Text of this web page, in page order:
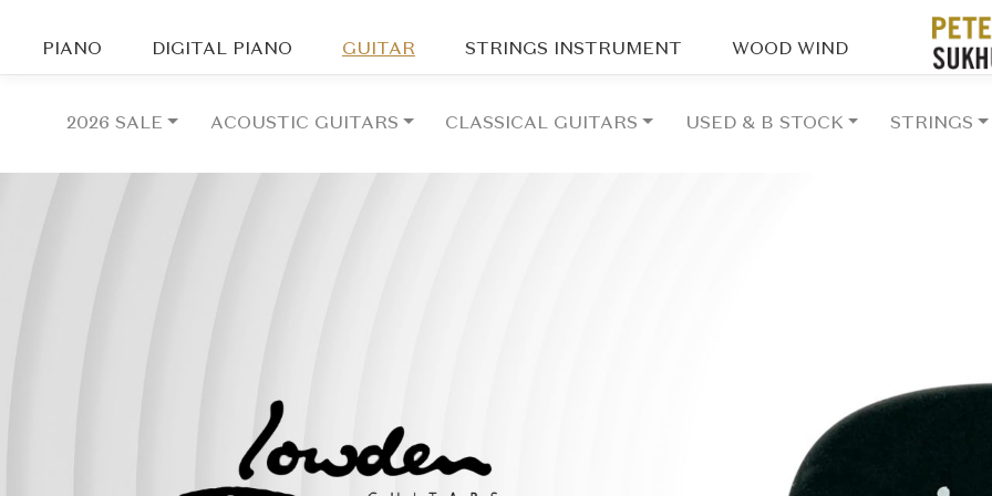
PIANO DIGITAL PIANO GUITAR STRINGS INSTRUMENT WOOD WIND
2026 SALE ACOUSTIC GUITARS CLASSICAL GUITARS USED & B STOCK STRINGS